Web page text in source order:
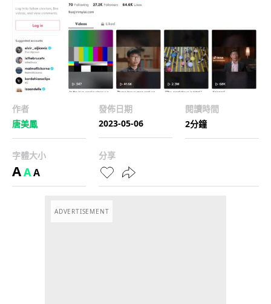
作者
唐美鳳
發佈日期
2023-05-06
閱讀時間
2分鐘
字體大小
AAA
分享
ADVERTISEMENT